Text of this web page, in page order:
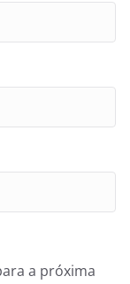
a próxima